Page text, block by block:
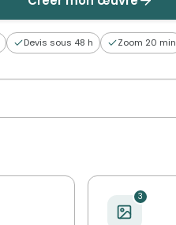
Devis sous 48 h Zoom 20 min
3